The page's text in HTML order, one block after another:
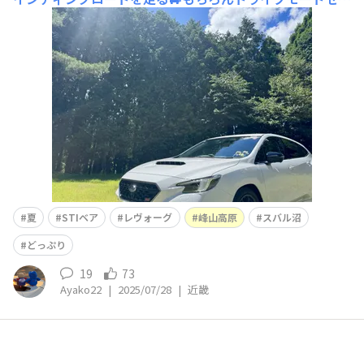
クトはSport+e-tuneでさらにアクティブな走りSTIパフ
ォーマンスマフラーの快音が響く💨フレキシブルタワーバ
ー・ロースティフナーフロントとリアで更に安定したコー
ナリングカーブ手前で減速してからの加速が
夏 STIベア レヴォーグ 峰山高原
スバル沼
どっぷり
19 73
Ayako22 | 2025/07/28 | 近畿